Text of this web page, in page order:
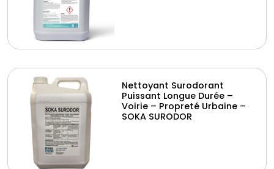
Nettoyant Surodorant
Puissant Longue Durée –
Voirie – Propreté Urbaine –
SOKA SURODOR